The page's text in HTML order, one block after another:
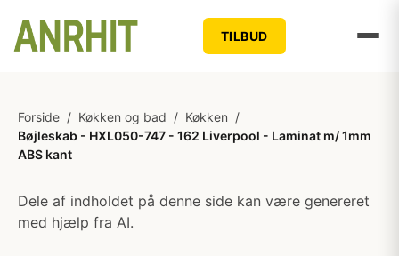
TILBUD
Forside / Køkken og bad / Køkken /
Bøjleskab - HXL050-747 - 162 Liverpool - Laminat m/ 1mm
ABS kant
Dele af indholdet på denne side kan være genereret
med hjælp fra AI.